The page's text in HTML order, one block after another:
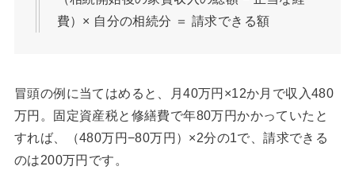
費）× 自分の相続分 ＝ 請求できる額
冒頭の例に当てはめると、月40万円×12か月で収入480
万円。固定資産税と修繕費で年80万円かかっていたと
すれば、（480万円−80万円）×2分の1で、請求できる
のは200万円です。